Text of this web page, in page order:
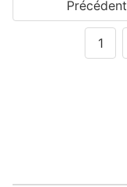
Précédent
1